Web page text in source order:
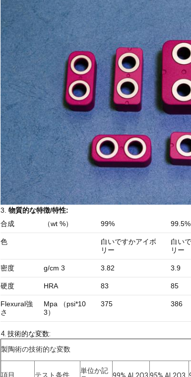
3. 物質的な特徴/特性:
合成
（wt %） 99% 99.5%
色
白いですかアイボ
リー
白い
リー
密度 g/cm 3 3.82 3.9
硬度 HRA 83 85
Flexural強
さ
Mpa （psi*10
3）
375 386
4. 技術的な変数:
製陶術の技術的な変数
項目 テスト条件
単位か記